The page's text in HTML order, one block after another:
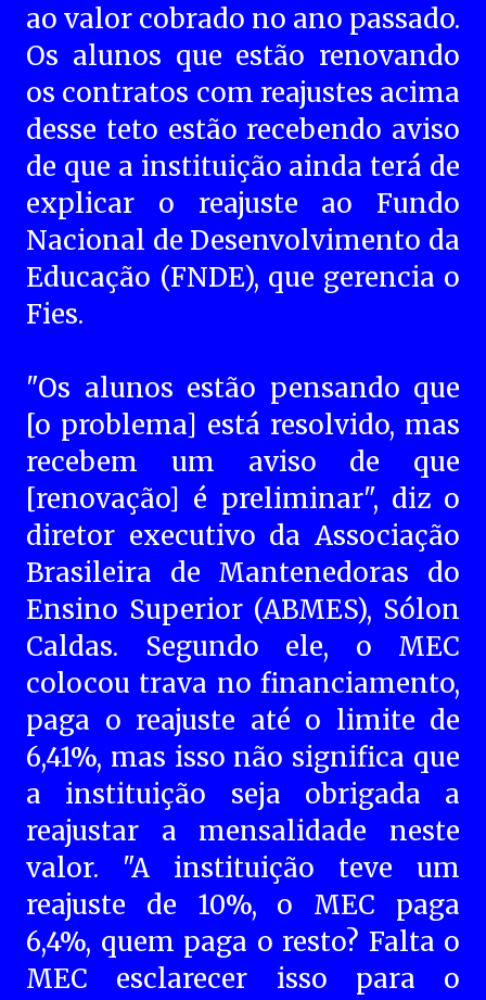
ao valor cobrado no ano passado.
Os alunos que estão renovando
os contratos com reajustes acima
desse teto estão recebendo aviso
de que a instituição ainda terá de
explicar o reajuste ao Fundo
Nacional de Desenvolvimento da
Educação (FNDE), que gerencia o
Fies.
"Os alunos estão pensando que
[o problema] está resolvido, mas
recebem um aviso de que
[renovação] é preliminar", diz o
diretor executivo da Associação
Brasileira de Mantenedoras do
Ensino Superior (ABMES), Sólon
Caldas. Segundo ele, o MEC
colocou trava no financiamento,
paga o reajuste até o limite de
6,41%, mas isso não significa que
a instituição seja obrigada a
reajustar a mensalidade neste
valor. "A instituição teve um
reajuste de 10%, o MEC paga
6,4%, quem paga o resto? Falta o
MEC esclarecer isso para o